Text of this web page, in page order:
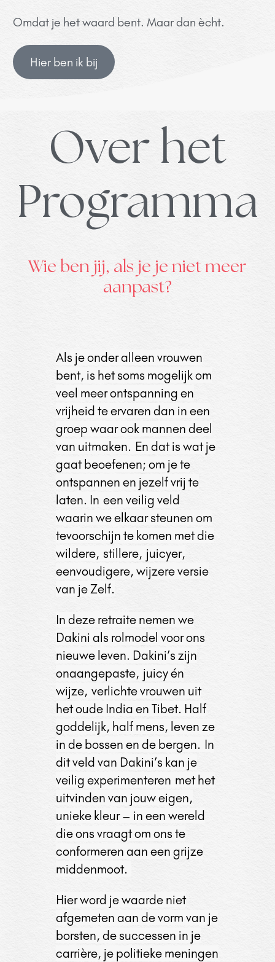
Omdat je het waard bent. Maar dan ècht.
Hier ben ik bij
Over het
Programma
Wie ben jij, als je je niet meer
aanpast?
Als je onder alleen vrouwen
bent, is het soms mogelijk om
veel meer ontspanning en
vrijheid te ervaren dan in een
groep waar ook mannen deel
van uitmaken. En dat is wat je
gaat beoefenen; om je te
ontspannen en jezelf vrij te
laten. In een veilig veld
waarin we elkaar steunen om
tevoorschijn te komen met die
wildere, stillere, juicyer,
eenvoudigere, wijzere versie
van je Zelf.
In deze retraite nemen we
Dakini als rolmodel voor ons
nieuwe leven. Dakini’s zijn
onaangepaste, juicy én
wijze, verlichte vrouwen uit
het oude India en Tibet. Half
goddelijk, half mens, leven ze
in de bossen en de bergen. In
dit veld van Dakini’s kan je
veilig experimenteren met het
uitvinden van jouw eigen,
unieke kleur – in een wereld
die ons vraagt om ons te
conformeren aan een grijze
middenmoot.
Hier word je waarde niet
afgemeten aan de vorm van je
borsten, de successen in je
carrière, je politieke meningen